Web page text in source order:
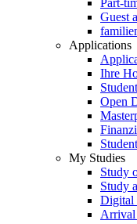
Part-
Guest
Applications
Ihre
Open
My Studies
Study
Study
Digital
Arrival